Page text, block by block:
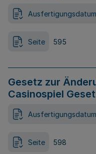
Ausfertigungsdatum
Seite 595
Gesetz zur
Casinospiel
Ausfertigungsdatum
Seite 598